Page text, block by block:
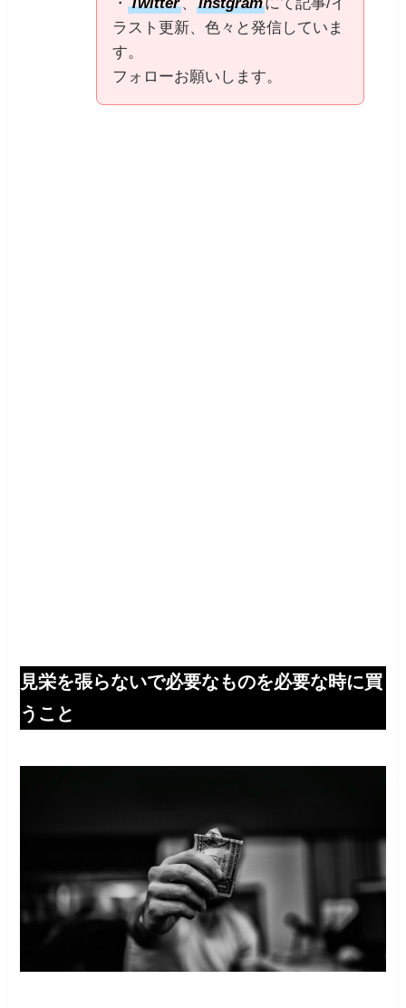
ラスト更新、色々と発信していま
す。
フォローお願いします。
見栄を張らないで必要なものを必要な時に買
うこと